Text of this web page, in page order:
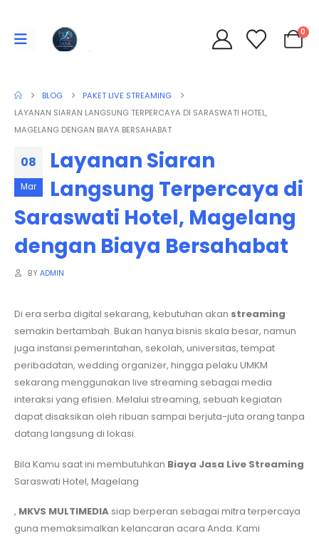
0
BLOG
PAKET LIVE STREAMING
LAYANAN SIARAN LANGSUNG TERPERCAYA DI SARASWATI HOTEL,
MAGELANG DENGAN BIAYA BERSAHABAT
08
Mar
Layanan Siaran
Langsung Terpercaya di
Saraswati Hotel, Magelang
dengan Biaya Bersahabat
BY ADMIN
Di era serba digital sekarang, kebutuhan akan streaming
semakin bertambah. Bukan hanya bisnis skala besar, namun
juga instansi pemerintahan, sekolah, universitas, tempat
peribadatan, wedding organizer, hingga pelaku UMKM
sekarang menggunakan live streaming sebagai media
interaksi yang efisien. Melalui streaming, sebuah kegiatan
dapat disaksikan oleh ribuan sampai berjuta-juta orang tanpa
datang langsung di lokasi.
Bila Kamu saat ini membutuhkan Biaya Jasa Live Streaming
Saraswati Hotel, Magelang
, MKVS MULTIMEDIA siap berperan sebagai mitra terpercaya
guna memaksimalkan kelancaran acara Anda. Kami